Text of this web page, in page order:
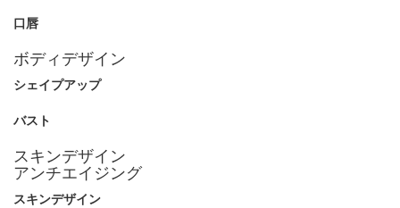
口唇
ボディデザイン
シェイプアップ
バスト
スキンデザイン
アンチエイジング
スキンデザイン